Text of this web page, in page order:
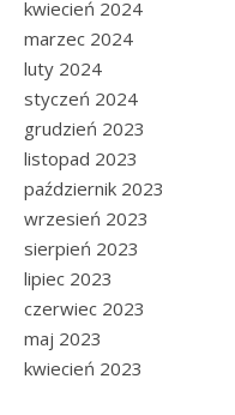
kwiecień 2024
marzec 2024
luty 2024
styczeń 2024
grudzień 2023
listopad 2023
październik 2023
wrzesień 2023
sierpień 2023
lipiec 2023
czerwiec 2023
maj 2023
kwiecień 2023